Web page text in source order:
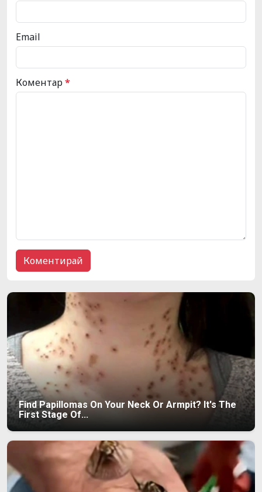
Email
Коментар*
Find Papillomas On Your Neck Or Armpit? It's The
First Stage Of...